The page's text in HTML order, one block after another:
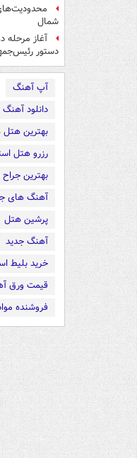
شمال‌
آغاز مرحله
دستور
آپ آهنگ
دانلود
بهترین هتل
رزرو هتل
بهترین
آهنگ های
پرشین هتل
آهنگ جدید
خرید بلیط
قیمت ورق
فروشنده